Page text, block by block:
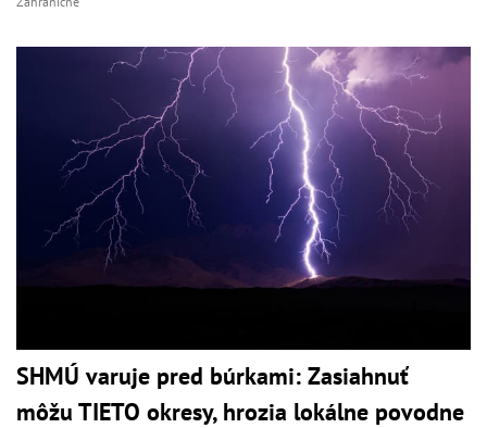
SHMÚ varuje pred búrkami: Zasiahnuť
môžu TIETO okresy, hrozia lokálne povodne